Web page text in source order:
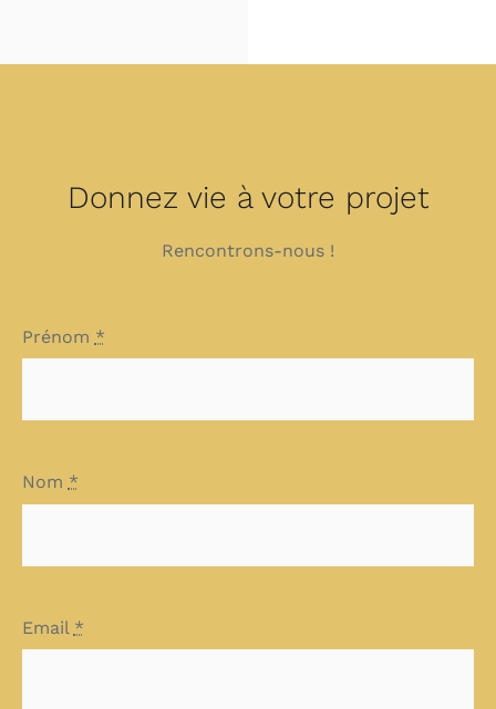
Donnez vie à votre projet
Rencontrons-nous !
Prénom *
Nom *
Email *